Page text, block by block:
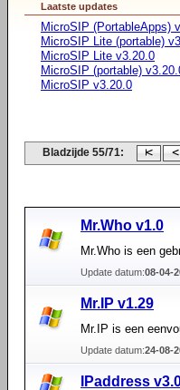
Laatste updates
MicroSIP (PortableApps)
MicroSIP Lite (portable)
MicroSIP Lite v3.20.0
MicroSIP (portable)
MicroSIP v3.20.0
Bladzijde 55/71:
Mr.Who v1.0
Mr.Who is een
Update datum:08-04-
Mr.IP v1.29
Mr.IP is een
Update datum:24-08-
IPaddress